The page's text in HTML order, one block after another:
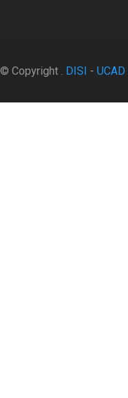
© Copyright . DISI - UCAD